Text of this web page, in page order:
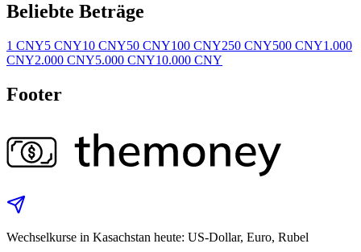
Beliebte Beträge
1 CNY5 CNY10 CNY50 CNY100 CNY250 CNY500 CNY1.000
CNY2.000 CNY5.000 CNY10.000 CNY
Footer
Wechselkurse in Kasachstan heute: US‑Dollar, Euro, Rubel